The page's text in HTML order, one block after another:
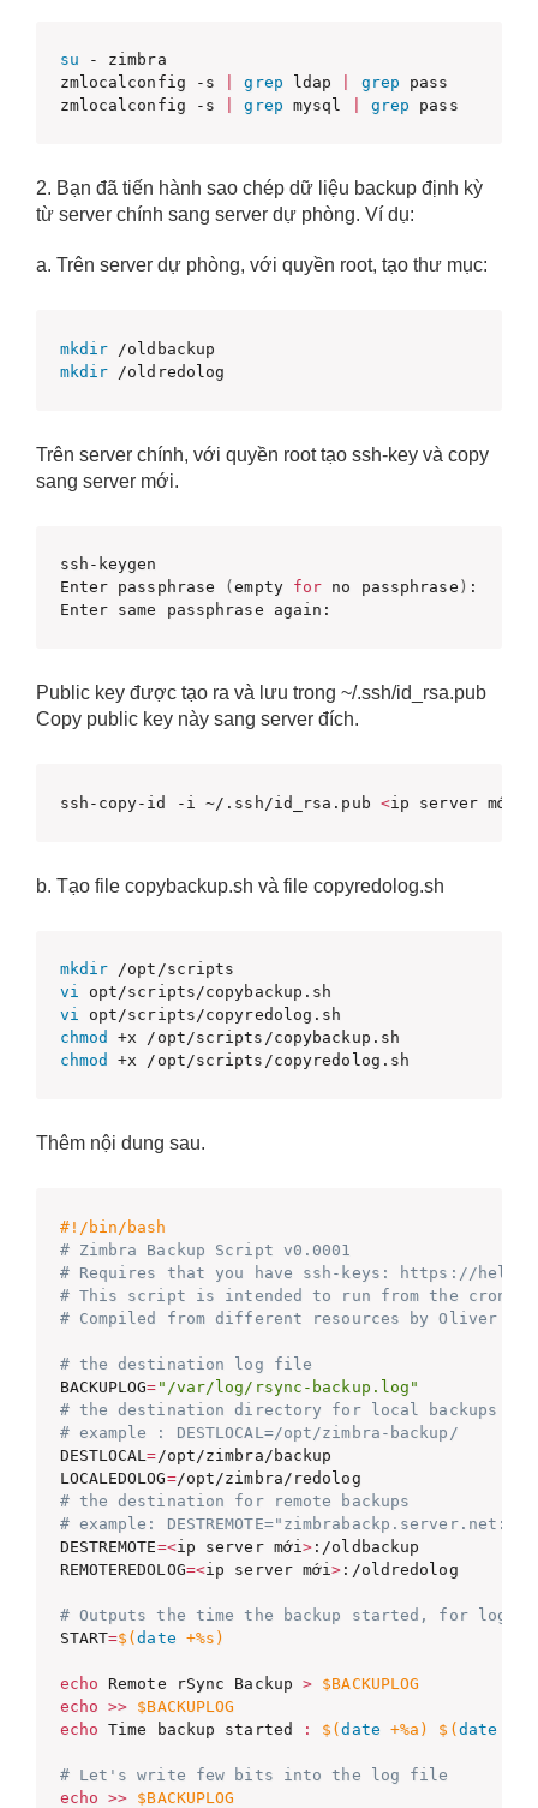
su - zimbra
zmlocalconfig -s
grep ldap grep pass
zmlocalconfig -s
grep mysql grep pass
2. Bạn đã tiến hành sao chép dữ liệu backup định kỳ
từ server chính sang server dự phòng. Ví dụ:
a. Trên server dự phòng, với quyền root, tạo thư mục:
mkdir
mkdir /oldredolog
Trên server chính, với quyền root tạo ssh-key và copy
sang server mới.
ssh-keygen
Enter passphrase
(empty for no passphrase ) :
Enter same passphrase again:
Public key được tạo ra và lưu trong ~/.ssh/id_rsa.pub
Copy public key này sang server đích.
ssh-copy-id -i ~/.ssh/id_rsa.pub <ip server mới
b. Tạo file copybackup.sh và file copyredolog.sh
mkdir
vi
vi
chmod
chmod
+x /opt/scripts/copyredolog.sh
Thêm nội dung sau.
#!/bin/bash
# Zimbra Backup Script v0.0001
# Requires that you have ssh-keys: https://
# This script is intended to run from the
# Compiled from different resources by Oliver
# the destination log file
BACKUPLOG= "/var/log/rsync-backup.log"
# the destination directory for local backups
# example : DESTLOCAL=/opt/zimbra-backup/
DESTLOCAL= /opt/zimbra/backup
LOCALEDOLOG=
# the destination for remote backups
# example: DESTREMOTE="zimbrabackp.server.net:/
DESTREMOTE=<ip server mới> :/oldbackup
REMOTEREDOLOG=<ip server mới> :/oldredolog
# Outputs the time the backup started, for log/
START=$(date +%s )
echo Remote rSync Backup > $BACKUPLOG
echo
>> $BACKUPLOG
echo Time backup started : $(date +%a ) $( date
# Let's write few bits into the log file
echo
>> $BACKUPLOG